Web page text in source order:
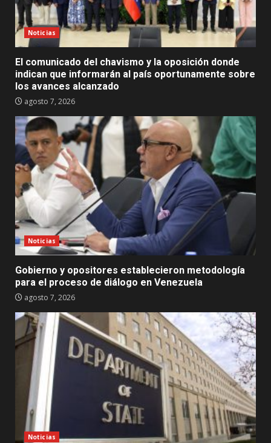
Noticias
El comunicado del chavismo y la oposición donde
indican que informarán al país oportunamente sobre
los avances alcanzado
agosto 7, 2026
Noticias
Gobierno y opositores establecieron metodología
para el proceso de diálogo en Venezuela
agosto 7, 2026
Noticias